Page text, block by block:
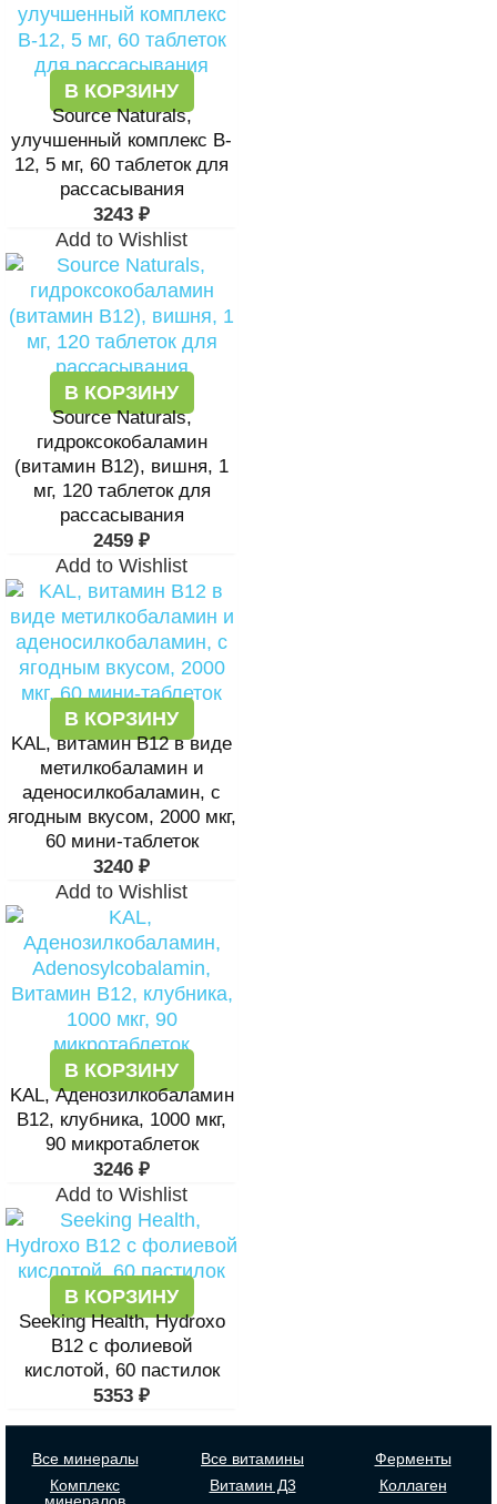
В КОРЗИНУ
Source Naturals,
улучшенный комплекс B-
12, 5 мг, 60 таблеток для
рассасывания
3243 ₽
Add to Wishlist
В КОРЗИНУ
Source Naturals,
гидроксокобаламин
(витамин B12), вишня, 1
мг, 120 таблеток для
рассасывания
2459 ₽
Add to Wishlist
В КОРЗИНУ
KAL, витамин В12 в виде
метилкобаламин и
аденосилкобаламин, с
ягодным вкусом, 2000 мкг,
60 мини-таблеток
3240 ₽
Add to Wishlist
В КОРЗИНУ
KAL, Аденозилкобаламин
B12, клубника, 1000 мкг,
90 микротаблеток
3246 ₽
Add to Wishlist
В КОРЗИНУ
Seeking Health, Hydroxo
B12 с фолиевой
кислотой, 60 пастилок
5353 ₽
Все минералы
Комплекс
Все витамины
Витамин Д3
Ферменты
Коллаген